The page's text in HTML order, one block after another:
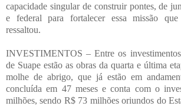
capacidade singular de construir pontes, de
e federal para fortalecer essa missão
ressaltou.
INVESTIMENTOS – Entre os
de Suape estão as obras da quarta e última
molhe de abrigo, que já estão em
concluída em 47 meses e conta com o
milhões, sendo R$ 73 milhões oriundos do